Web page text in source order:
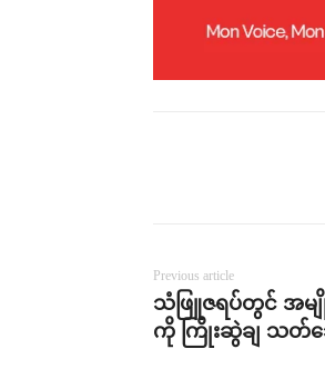
Previous article
သံဖြူဇရပ်တွင် အမ
ကို ကြိုးဆွဲချ သတ်